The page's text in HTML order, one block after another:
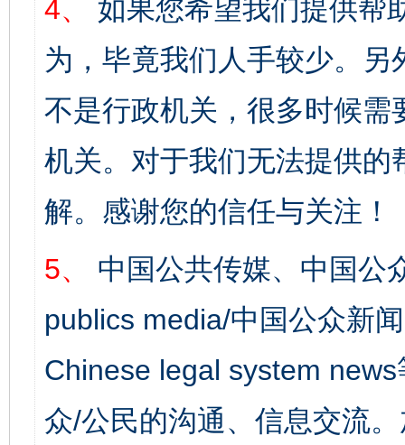
4、
如果您希望我们提供帮
为，毕竟我们人手较少。
不是行政机关，很多时候
机关。对于我们无法提供
解。感谢您的信任与关注！
5、
中国公共传媒、中国公
publics media/中国公众新
Chinese legal system
众/公民的沟通、信息交流